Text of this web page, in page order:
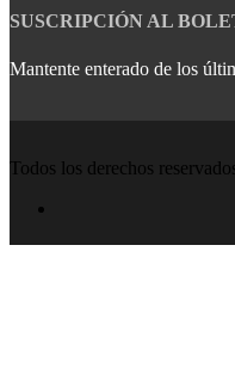
SUSCRIPCIÓN AL
Mantente enterado de los
Todos los derechos